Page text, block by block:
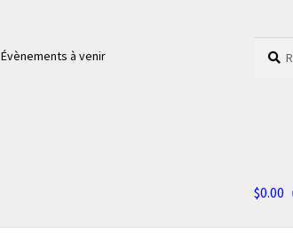
Évènements à venir
pour :
$0.00